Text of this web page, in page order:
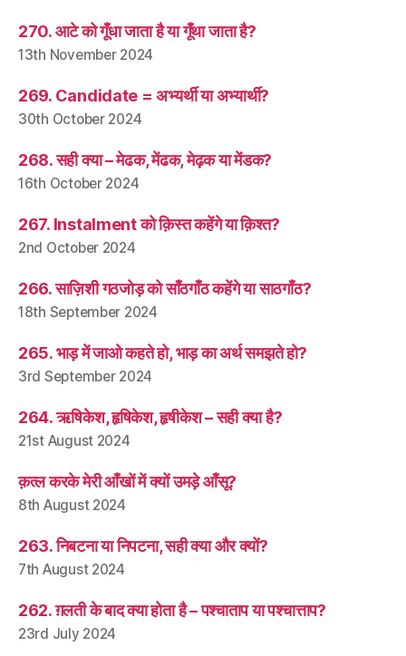
270. आटे को गूँधा जाता है या गूँथा जाता है?
13th November 2024
269. Candidate = अभ्यर्थी या अभ्यार्थी?
30th October 2024
268. सही क्या – मेढक, मेंढक, मेढ़क या मेंडक?
16th October 2024
267. Instalment को क़िस्त कहेंगे या क़िश्त?
2nd October 2024
266. साज़िशी गठजोड़ को साँठगाँठ कहेंगे या साठगाँठ?
18th September 2024
265. भाड़ में जाओ कहते हो, भाड़ का अर्थ समझते हो?
3rd September 2024
264. ऋषिकेश, हृषिकेश, हृषीकेश – सही क्या है?
21st August 2024
क़त्ल करके मेरी आँखों में क्यों उमड़े आँसू?
8th August 2024
263. निबटना या निपटना, सही क्या और क्यों?
7th August 2024
262. ग़लती के बाद क्या होता है – पश्चाताप या पश्चात्ताप?
23rd July 2024